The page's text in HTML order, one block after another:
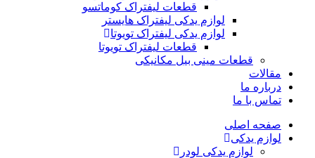
قطعات لیفتراک کوماتسو
لوازم یدکی لیفتراک هایستر
لوازم یدکی لیفتراک تویوتا
قطعات لیفتراک تویوتا
قطعات مینی بیل مکانیکی
ما
با ما
اصلی
یدکی
لوازم یدکی لودر